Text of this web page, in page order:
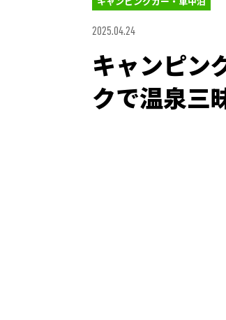
2025.04.24
キャンピン
クで温泉三